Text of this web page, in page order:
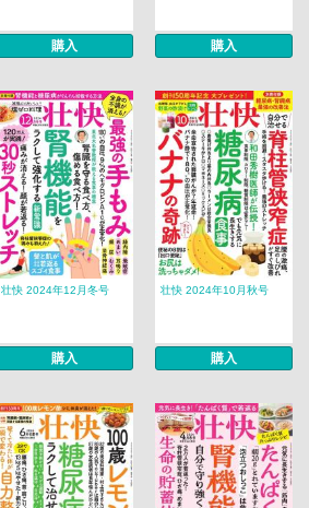
購入 購入
壮快 2024年12月冬号
購入
壮快 2024年10月秋号
購入